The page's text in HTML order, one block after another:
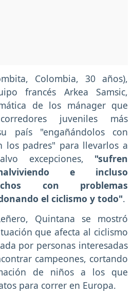
Colombia, 30 años),
francés Arkea Samsic,
de los mánager que
juveniles más
país "engañándolos con
los padres" para llevarlos a
excepciones, "sufren
e incluso
con problemas
el ciclismo y todo".
Quintana se mostró
que afecta al ciclismo
por personas interesadas
campeones, cortando
de niños a los que
para correr en Europa.